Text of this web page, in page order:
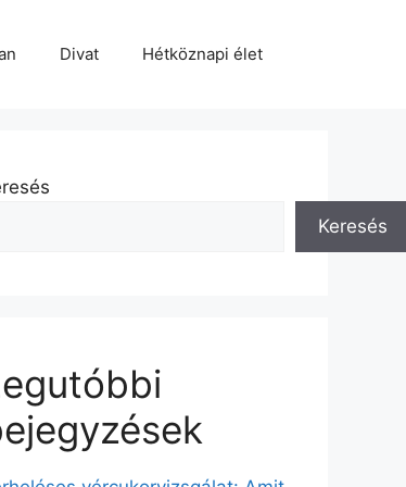
Divat Hétköznapi élet
Keresés